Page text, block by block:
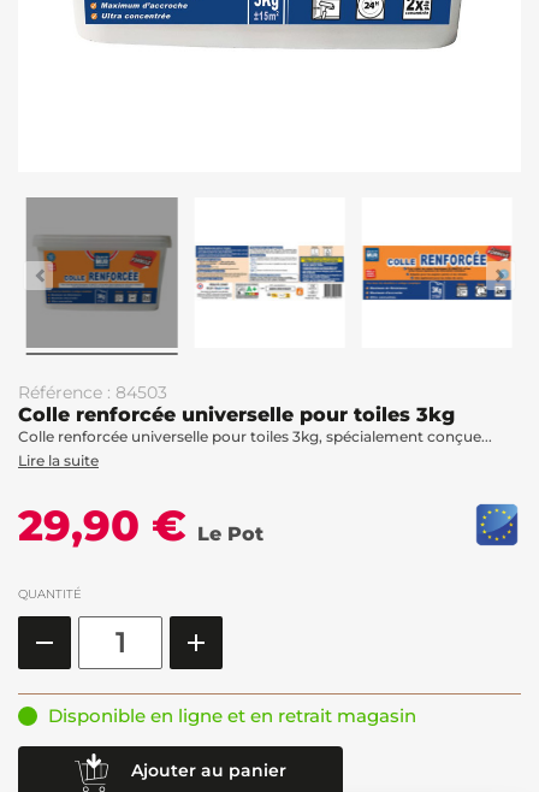
Référence : 84503
Colle renforcée universelle pour toiles 3kg
Colle renforcée universelle pour toiles 3kg, spécialement conçue...
Lire la suite
29,90 € Le Pot
QUANTITÉ
Disponible en ligne et en retrait magasin
Ajouter au panier